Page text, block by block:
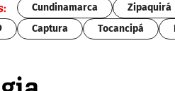
Cundinamarca Zipaquirá
Captura Tocancipá